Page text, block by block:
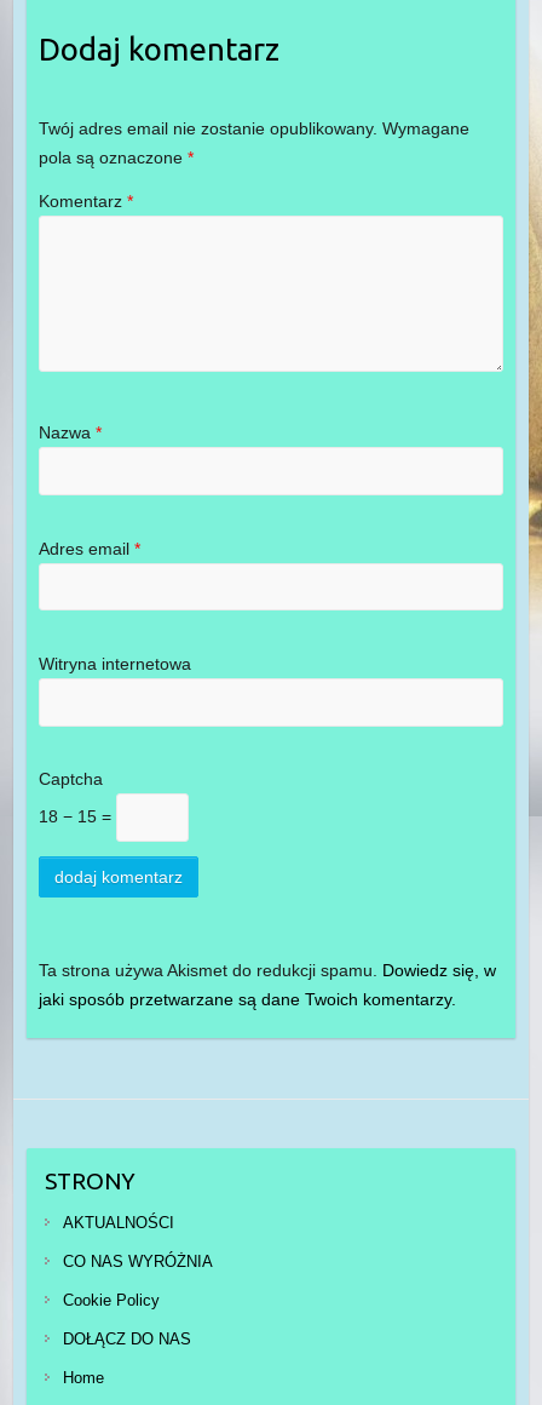
Dodaj komentarz
Twój adres email nie zostanie opublikowany. Wymagane
pola są oznaczone *
Komentarz *
Nazwa *
Adres email *
Witryna internetowa
Captcha
18 − 15 =
Ta strona używa Akismet do redukcji spamu. Dowiedz się, w
jaki sposób przetwarzane są dane Twoich komentarzy.
STRONY
AKTUALNOŚCI
CO NAS WYRÓŻNIA
Cookie Policy
DOŁĄCZ DO NAS
Home